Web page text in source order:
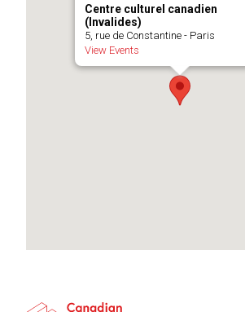
Centre culturel canadien
(Invalides)
5, rue de Constantine - Paris
View Events